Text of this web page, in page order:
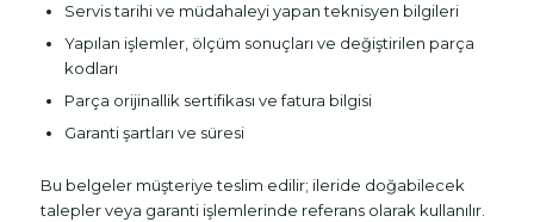
Servis tarihi ve müdahaleyi yapan teknisyen bilgileri
Yapılan işlemler, ölçüm sonuçları ve değiştirilen parça
kodları
Parça orijinallik sertifikası ve fatura bilgisi
Garanti şartları ve süresi
Bu belgeler müşteriye teslim edilir; ileride doğabilecek
talepler veya garanti işlemlerinde referans olarak kullanılır.